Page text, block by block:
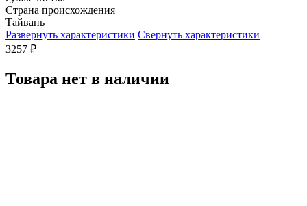
Страна происхождения
Тайвань
Развернуть характеристики Свернуть характеристики
3257 ₽
Товара нет в наличии